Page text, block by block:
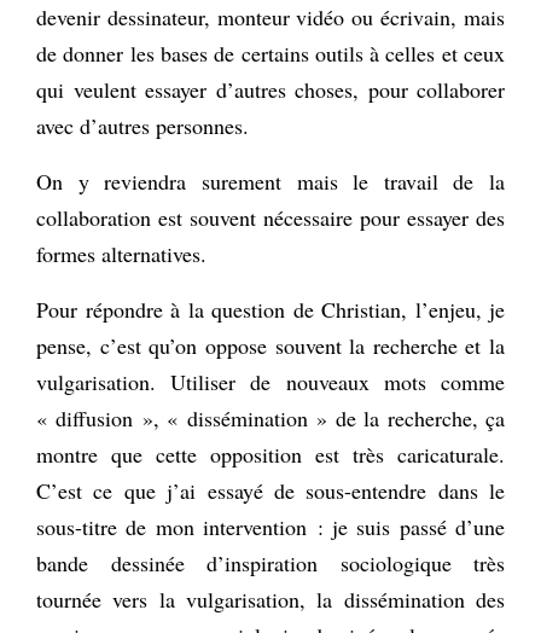
devenir dessinateur, monteur vidéo ou écrivain, mais
de donner les bases de certains outils à celles et ceux
qui veulent essayer d’autres choses, pour collaborer
avec d’autres personnes.
On y reviendra surement mais le travail de la
collaboration est souvent nécessaire pour essayer des
formes alternatives.
Pour répondre à la question de Christian, l’enjeu, je
pense, c’est qu’on oppose souvent la recherche et la
vulgarisation. Utiliser de nouveaux mots comme
« diffusion », « dissémination » de la recherche, ça
montre que cette opposition est très caricaturale.
C’est ce que j’ai essayé de sous-entendre dans le
sous-titre de mon intervention : je suis passé d’une
bande dessinée d’inspiration sociologique très
tournée vers la vulgarisation, la dissémination des